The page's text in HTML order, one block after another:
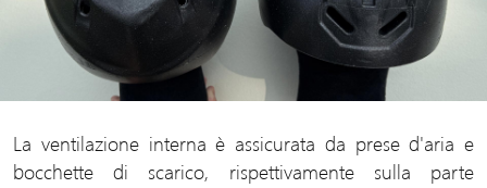
La ventilazione interna è assicurata da prese d'aria e
bocchette di scarico, rispettivamente sulla parte